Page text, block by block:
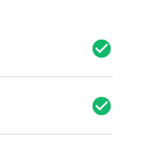
check_circle
check_circle